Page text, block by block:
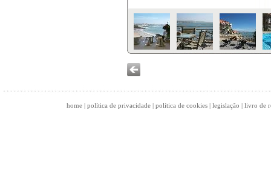
home | política de privacidade | política de cookies | legislação | livro de